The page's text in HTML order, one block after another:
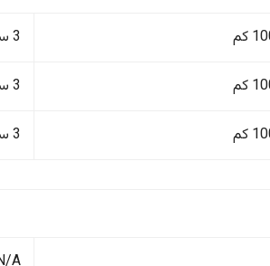
3 سنوات/100,000 كم
3 سنوات/100,000 كم
3 سنوات/100,000 كم